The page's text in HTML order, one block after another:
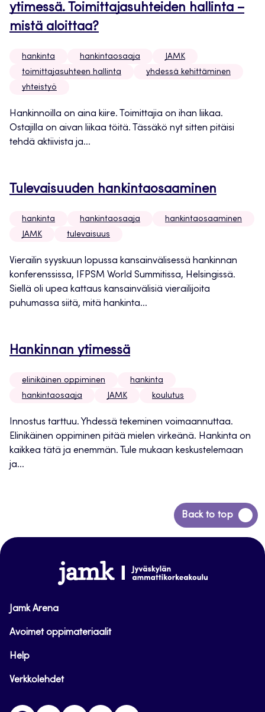
ytimessä. Toimittajasuhteiden hallinta –
mistä aloittaa?
hankinta hankintaosaaja
JAMK
toimittajasuhteen hallinta
yhdessä kehittäminen
yhteistyö
Hankinnoilla on aina kiire. Toimittajia on ihan liikaa.
Ostajilla on aivan liikaa töitä. Tässäkö nyt sitten pitäisi
tehdä aktiivista ja...
Tulevaisuuden hankintaosaaminen
hankinta hankintaosaaja
hankintaosaaminen
JAMK
tulevaisuus
Vierailin syyskuun lopussa kansainvälisessä hankinnan
konferenssissa, IFPSM World Summitissa, Helsingissä.
Siellä oli upea kattaus kansainvälisiä vierailijoita
puhumassa siitä, mitä hankinta...
Hankinnan ytimessä
elinikäinen oppiminen
hankinta
hankintaosaaja
JAMK koulutus
Innostus tarttuu. Yhdessä tekeminen voimaannuttaa.
Elinikäinen oppiminen pitää mielen virkeänä. Hankinta on
kaikkea tätä ja enemmän. Tule mukaan keskustelemaan
ja...
Back to top
Siirry
takaisin
www.jamk.fi
Jamk Arena
Avoimet oppimateriaalit
Help
Verkkolehdet